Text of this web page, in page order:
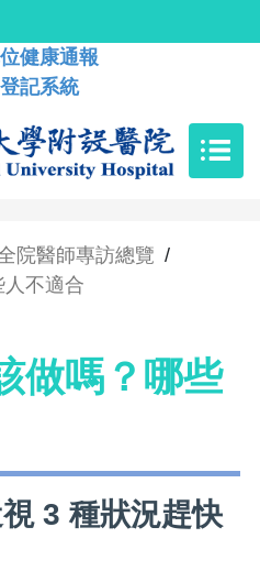
健康通報
記系統
院醫師專訪總覽 /
不適合
做嗎？哪些
3 種狀況趕快